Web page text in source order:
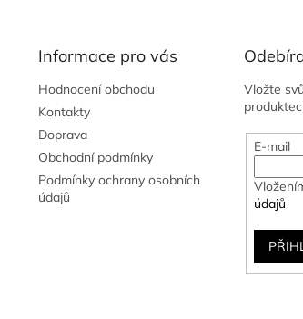
Informace pro vás
Hodnocení obchodu
Kontakty
Doprava
Obchodní podmínky
Podmínky ochrany osobních
údajů
Vložte
E-mail
údajů